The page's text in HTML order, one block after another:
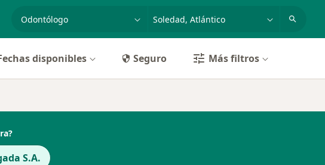
especialidad, enfermedad o nombrep. ej. Bogotá
disponibles Seguro Más filtros
S.A.